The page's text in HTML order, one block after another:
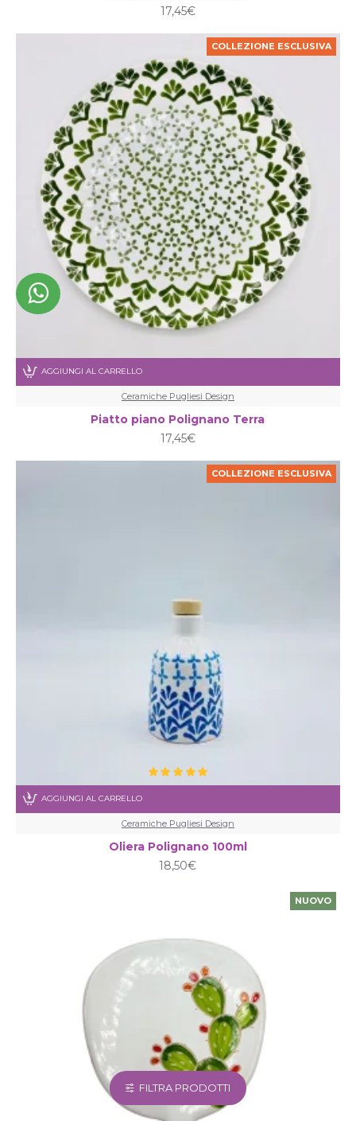
17,45€
COLLEZIONE ESCLUSIVA
Ceramiche Pugliesi Design
Piatto piano Polignano Terra
17,45€
AGGIUNGI AL CARRELLO
COLLEZIONE ESCLUSIVA
Ceramiche Pugliesi Design
Oliera Polignano 100ml
18,50€
AGGIUNGI AL CARRELLO
NUOVO
FILTRA PRODOTTI